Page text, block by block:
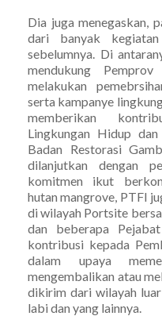
Dia juga menegaskan,
dari banyak
sebelumnya. Di
mendukung
melakukan
serta kampanye
memberikan
Lingkungan Hidup
Badan Restorasi
dilanjutkan dengan
komitmen ikut
hutan mangrove, PTFI
di wilayah Portsite
dan beberapa
kontribusi kepada
dalam upaya
mengembalikan atau
dikirim dari wilayah
labi dan yang lainnya.